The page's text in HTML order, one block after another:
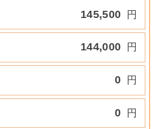
145,500 円
144,000 円
0 円
0 円